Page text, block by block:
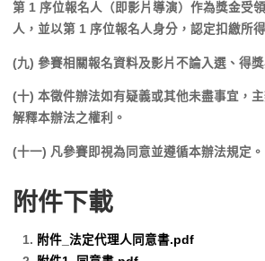
第 1 序位報名人（即影片導演）作為獎金受
人，並以第 1 序位報名人身分，認定扣繳所
(九) 參賽相關報名資料及影片不論入選、得
(十) 本徵件辦法如有疑義或其他未盡事宜，
解釋本辦法之權利。
(十一) 凡參賽即視為同意並遵循本辦法規定。
附件下載
附件_法定代理人同意書.pdf